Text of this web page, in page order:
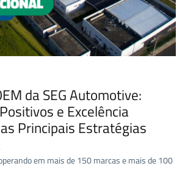
da SEG Automotive:
e Excelência
Principais Estratégias
em mais de 150 marcas e mais de 100